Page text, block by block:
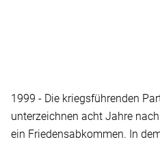
1999 - Die kriegsführenden
unterzeichnen acht Jahre
ein Friedensabkommen. In